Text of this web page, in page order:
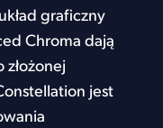
graficzny
Chroma dają
jest